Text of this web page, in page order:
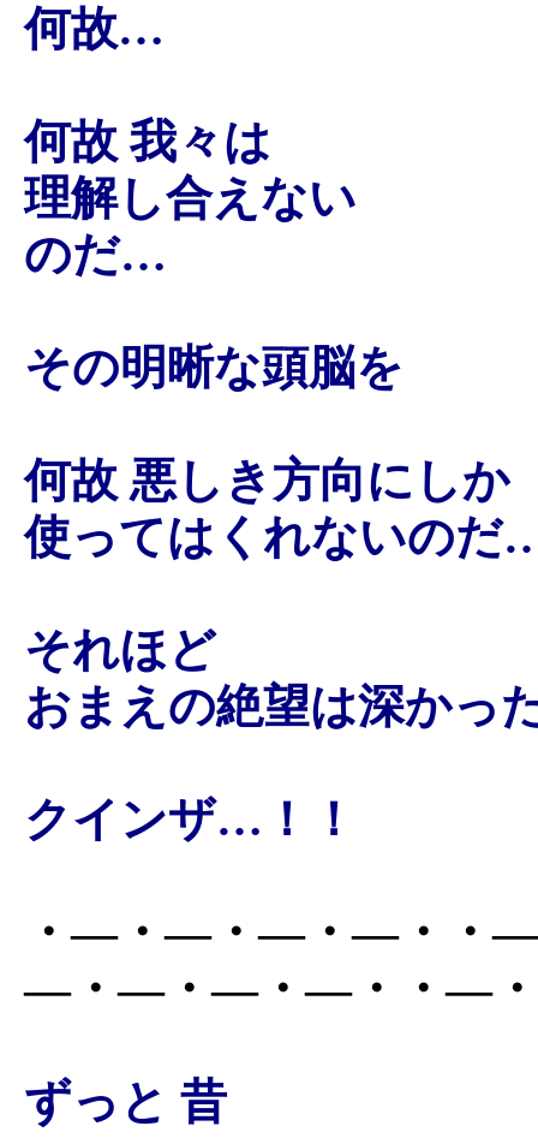
何故…
何故 我々は
理解し合えない
のだ…
その明晰な頭脳を
何故 悪しき方向にしか
使ってはくれないのだ
それほど
おまえの絶望は深かっ
クインザ…！！
・―・―・―・―・・
―・―・―・―・・―
ずっと 昔